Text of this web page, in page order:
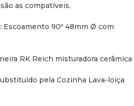
as compatíveis.
Escoamento 90º 48mm Ø com
RK Reich misturadora cerâmica
pela Cozinha Lava-loiça